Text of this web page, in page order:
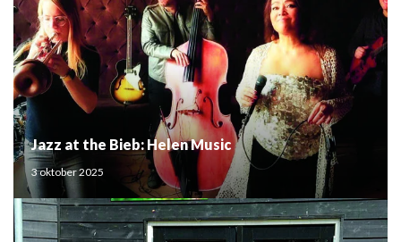
Jazz at the Bieb: Helen Music
3 oktober 2025